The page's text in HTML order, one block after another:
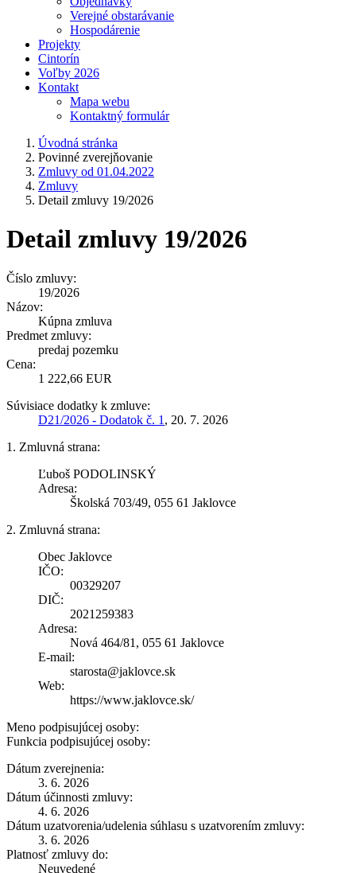
Verejné obstarávanie
Hospodárenie
Projekty
Cintorín
Voľby 2026
Kontakt
Mapa webu
Kontaktný formulár
Úvodná stránka
Povinné zverejňovanie
Zmluvy od 01.04.2022
Zmluvy
Detail zmluvy 19/2026
Detail zmluvy 19/2026
Číslo zmluvy:
19/2026
Názov:
Kúpna zmluva
Predmet zmluvy:
predaj pozemku
Cena:
1 222,66 EUR
Súvisiace dodatky k zmluve:
D21/2026 - Dodatok č. 1 , 20. 7. 2026
1. Zmluvná strana:
Ľuboš PODOLINSKÝ
Adresa:
Školská 703/49, 055 61 Jaklovce
2. Zmluvná strana:
Obec Jaklovce
IČO:
00329207
DIČ:
2021259383
Adresa:
Nová 464/81, 055 61 Jaklovce
E-mail:
starosta@jaklovce.sk
Web:
https://www.jaklovce.sk/
Meno podpisujúcej osoby:
Funkcia podpisujúcej osoby:
Dátum zverejnenia:
3. 6. 2026
Dátum účinnosti zmluvy:
4. 6. 2026
Dátum uzatvorenia/udelenia súhlasu s uzatvorením zmluvy:
3. 6. 2026
Platnosť zmluvy do:
Neuvedené